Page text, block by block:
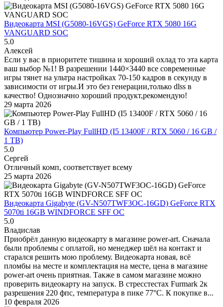
Видеокарта MSI (G5080-16VGS) GeForce RTX 5080 16G
VANGUARD SOC
5.0
Алексей
Если у вас в приоритете тишина и хороший охлад то эта карта
ваш выбор №1! В разрешении 1440×3440 все современные
игры тянет на ультра настройках 70-150 кадров в секунду в
зависимости от игры.И это без генерации,только dlss в
качество! Однозначно хороший продукт,рекомендую!
29 марта 2026
Компьютер Power-Play FullHD (I5 13400F / RTX 5060 / 16 GB /
1 TB)
5.0
Сергей
Отличный комп, соответствует всему
25 марта 2026
Видеокарта Gigabyte (GV-N507TWF3OC-16GD) GeForce RTX
5070ti 16GB WINDFORCE SFF OC
5.0
Владислав
Приобрёл данную видеокарту в магазине power-art. Сначала
были проблемы с оплатой, но менеджер шёл на контакт и
старался решить мою проблему. Видеокарта новая, всё
пломбы на месте и комплектация на месте, цена в магазине
power-art очень приятная. Также в самом магазине можно
проверить видеокарту на запуск. В стресстестах Furmark 2к
разрешения 220 фпс, температура в пике 77°C. К покупке в...
10 февраля 2026